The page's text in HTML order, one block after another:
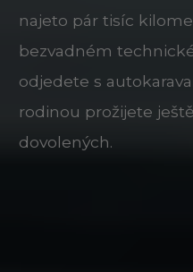
najeto pár tisíc
bezvadném
odjedete s
rodinou prožijete
dovolených.